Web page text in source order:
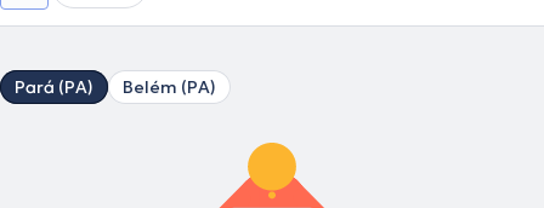
Pará (PA) Belém (PA)